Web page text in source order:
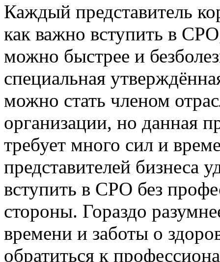
Каждый представитель
как важно вступить в
можно быстрее и
специальная
можно стать членом
организации, но данная
требует много сил и
представителей бизнеса
вступить в СРО без
стороны. Гораздо
времени и заботы о
обратиться к